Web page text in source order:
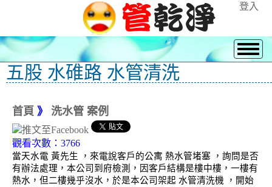
登入
五股 水碓路 水管清洗
首頁 》 洗水管 案例
觀看次數：3766
當天水電 黃先生 ，來電說客戶的公寓 熱水管堵塞 ，詢問是否
有辦法處理，本公司到府檢測，因客戶結構是樓中樓，一樓有
熱水，但二樓幾乎沒水，於是本公司架起 水管清洗機 ，開始